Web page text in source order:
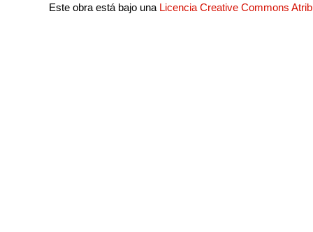
Este obra está bajo una Licencia Creative Commons